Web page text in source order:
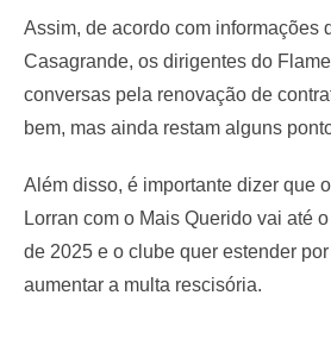
Assim, de acordo com informações
Casagrande, os dirigentes do
conversas pela renovação de
bem, mas ainda restam alguns
Além disso, é importante dizer que
Lorran com o Mais Querido vai até
de 2025 e o clube quer estender
aumentar a multa rescisória.